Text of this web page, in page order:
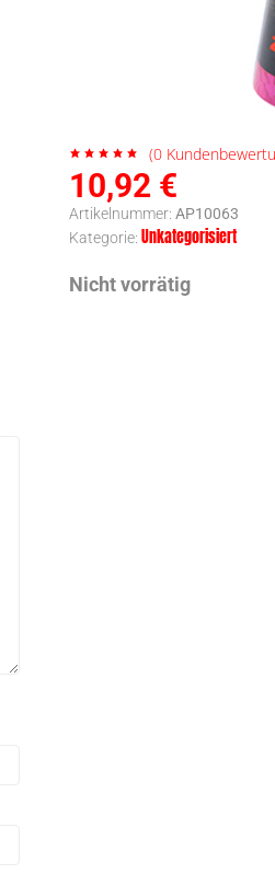
(0
10,92 €
Artikelnummer: AP10063
Kategorie: Unkategorisiert
Nicht vorrätig